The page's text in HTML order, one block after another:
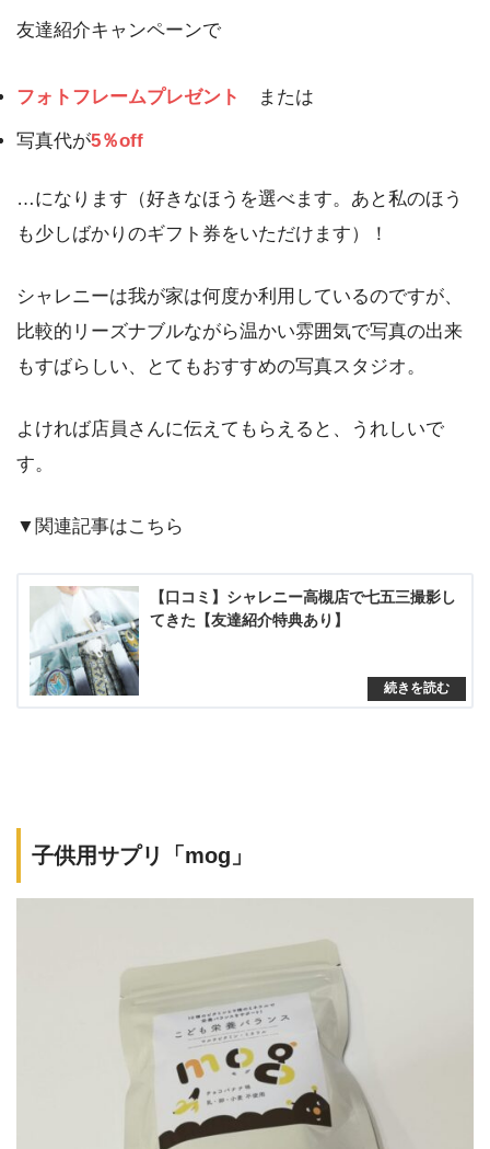
友達紹介キャンペーンで
フォトフレームプレゼント または
写真代が5％off
…になります（好きなほうを選べます。あと私のほう
も少しばかりのギフト券をいただけます）！
シャレニーは我が家は何度か利用しているのですが、
比較的リーズナブルながら温かい雰囲気で写真の出来
もすばらしい、とてもおすすめの写真スタジオ。
よければ店員さんに伝えてもらえると、うれしいで
す。
▼関連記事はこちら
【口コミ】シャレニー高槻店で七五三撮影し
てきた【友達紹介特典あり】
子供用サプリ「mog」